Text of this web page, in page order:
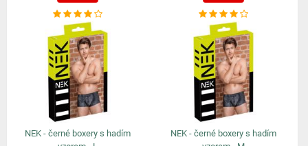
NEK - černé boxery s hadím
NEK - černé boxery s hadím